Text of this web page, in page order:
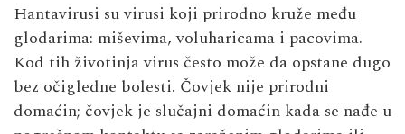
Hantavirusi su virusi koji prirodno kruže među
glodarima: miševima, voluharicama i pacovima.
Kod tih životinja virus često može da opstane dugo
bez očigledne bolesti. Čovjek nije prirodni
domaćin; čovjek je slučajni domaćin kada se nađe u